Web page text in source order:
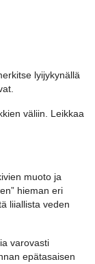
lyijykynällä
väliin. Leikkaa
muoto ja
hieman eri
liiallista veden
varovasti
epätasaisen